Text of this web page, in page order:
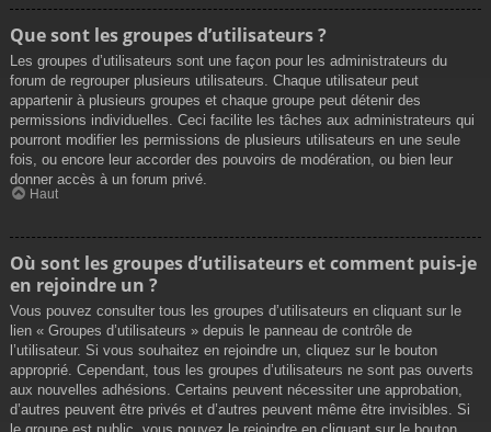
Que sont les groupes d’utilisateurs ?
Les groupes d’utilisateurs sont une façon pour les administrateurs du
forum de regrouper plusieurs utilisateurs. Chaque utilisateur peut
appartenir à plusieurs groupes et chaque groupe peut détenir des
permissions individuelles. Ceci facilite les tâches aux administrateurs qui
pourront modifier les permissions de plusieurs utilisateurs en une seule
fois, ou encore leur accorder des pouvoirs de modération, ou bien leur
donner accès à un forum privé.
Haut
Où sont les groupes d’utilisateurs et comment puis-je
en rejoindre un ?
Vous pouvez consulter tous les groupes d’utilisateurs en cliquant sur le
lien « Groupes d’utilisateurs » depuis le panneau de contrôle de
l’utilisateur. Si vous souhaitez en rejoindre un, cliquez sur le bouton
approprié. Cependant, tous les groupes d’utilisateurs ne sont pas ouverts
aux nouvelles adhésions. Certains peuvent nécessiter une approbation,
d’autres peuvent être privés et d’autres peuvent même être invisibles. Si